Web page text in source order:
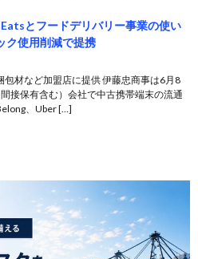
とフードデリバリー事業の使い
ク使用削減で提携
包材など加盟店に提供 伊藤忠商事は6月8
接保有含む）会社で中古携帯端末の流通
、Uber […]